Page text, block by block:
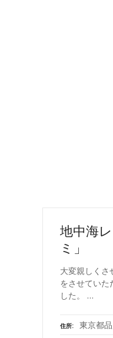
地中海
ミ」
大変親しくさ
をさせていた
した。 …
住所 東京都